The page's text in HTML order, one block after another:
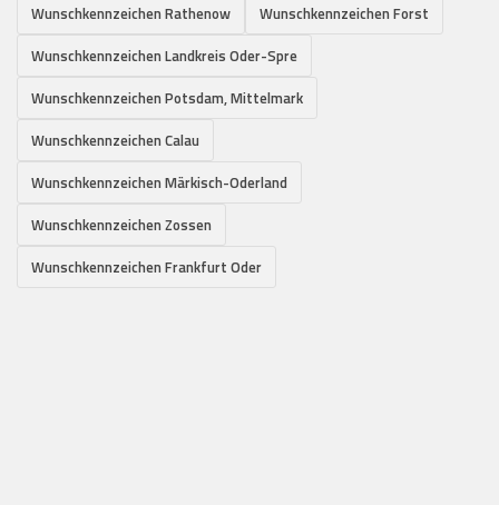
Wunschkennzeichen Rathenow
Wunschkennzeichen Forst
Wunschkennzeichen Landkreis Oder-Spre
Wunschkennzeichen Potsdam, Mittelmark
Wunschkennzeichen Calau
Wunschkennzeichen Märkisch-Oderland
Wunschkennzeichen Zossen
Wunschkennzeichen Frankfurt Oder